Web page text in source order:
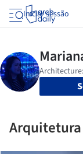
Iniciar sessão